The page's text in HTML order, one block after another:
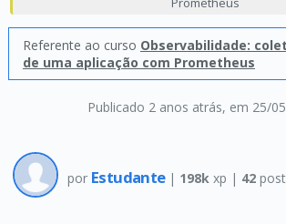
Publicado 2 anos atrás, em 25/
Referente ao curso Observabilidade:
de uma aplicação com Prometheus
por Estudante | 198k xp | 42